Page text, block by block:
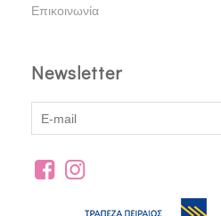
Επικοινωνία
Newsletter